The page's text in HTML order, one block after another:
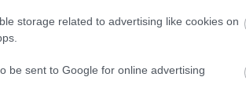
storage related to advertising like cookies on
be sent to Google for online advertising
ο μεταβολισμός της
έτσι στην
Η ινσουλίνη παίζει επίσης
του Αλτσχάιμερ.